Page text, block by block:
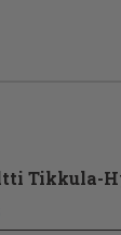
Tikkula-